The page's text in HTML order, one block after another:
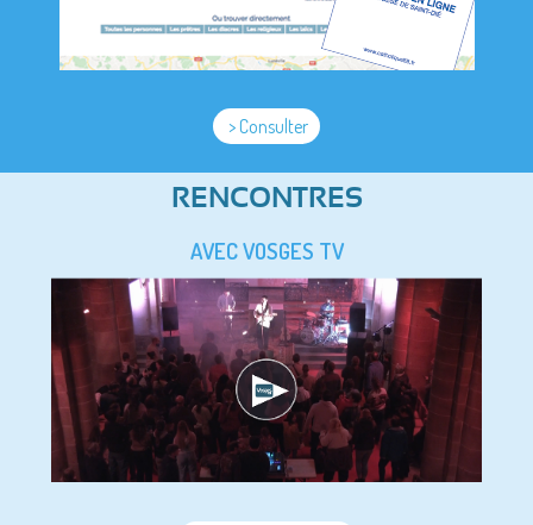
> Consulter
RENCONTRES
AVEC VOSGES TV